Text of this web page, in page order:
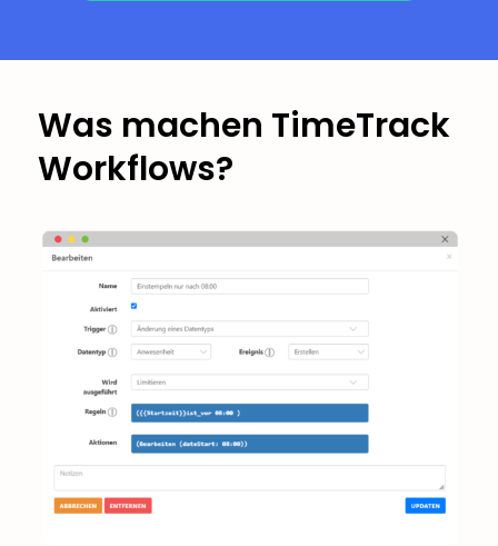
Was machen TimeTrack
Workflows?